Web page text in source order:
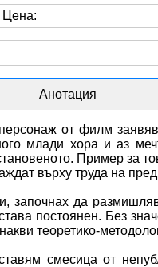
Цена:
Анотация
от филм
млади хора и аз
Пример за
върху труда на
започнах да
постоянен. Без
теоретико-
смесица от